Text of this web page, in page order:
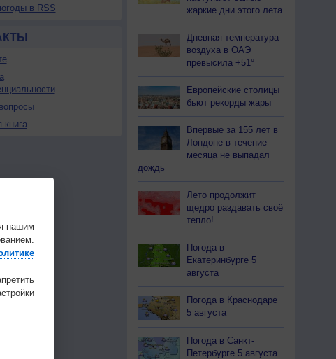
в RSS
книга
жаркие дни этого лета
Дневная температура
воздуха в ОАЭ
превысила +51°
Европейские столицы
бьют рекорды жары
Впервые за 155 лет в
Лондоне в течение
месяца не выпадал
дождь
Лето продолжит
щедро раздавать своё
тепло!
Погода в
Екатеринбурге 5
августа
Погода в Краснодаре
5 августа
Погода в Санкт-
Петербурге 5 августа
нашим